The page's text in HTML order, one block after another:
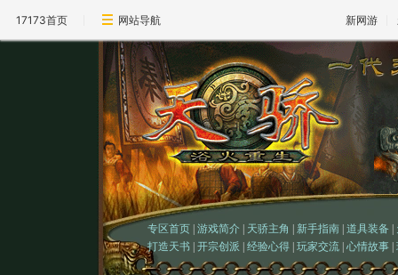
17173首页 网站导航 新网游
专区首页 游戏简介 天骄主角 新手指南 道具装备
打造天书
开宗创派 经验心得 玩家交流 心情故事